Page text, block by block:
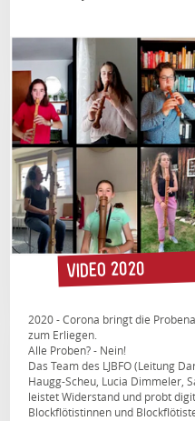
Video 2020
2020 - Corona bringt die
zum Erliegen.
Alle Proben? - Nein!
Das Team des LJBFO (Leitung
Haugg-Scheu, Lucia Dimmeler,
leistet Widerstand und probt
Blockflötistinnen und